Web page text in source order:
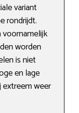
variant
rondrijdt.
voornamelijk
worden
is niet
en lage
weer